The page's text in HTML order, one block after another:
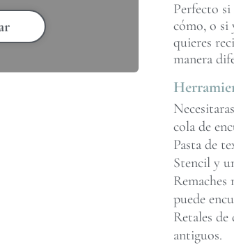
Perfecto si
cómo, o si
quieres
manera
cola de
Pasta de
Stencil y
puede
Retales
antiguos.